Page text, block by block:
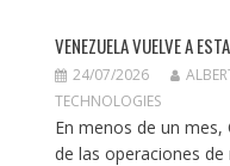
VENEZUELA VUELVE A
24/07/2026
TECHNOLOGIES
En menos de un
de las operaciones